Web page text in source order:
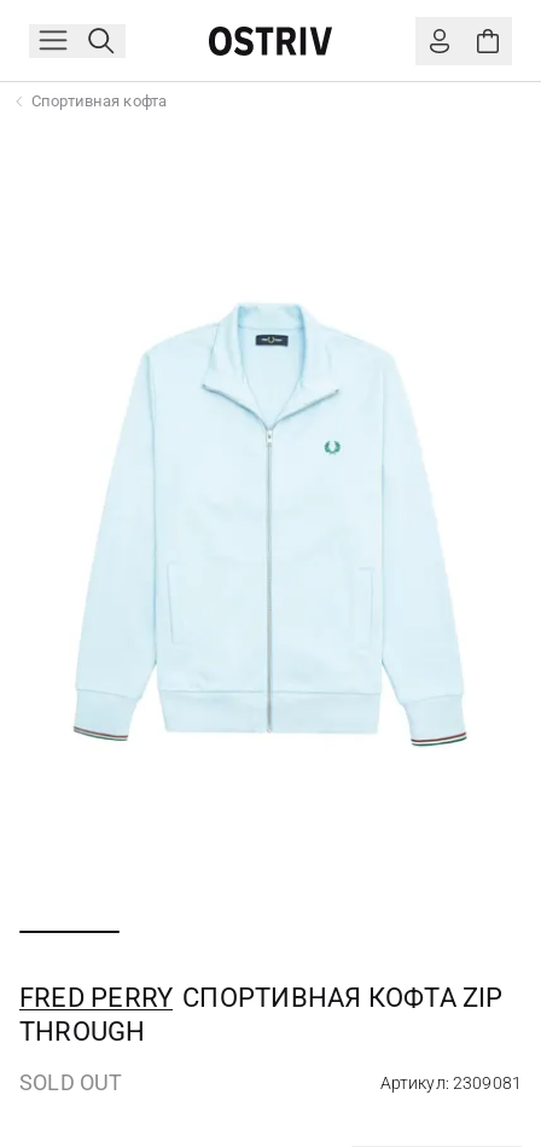
Спортивная кофта
FRED PERRY СПОРТИВНАЯ КОФТА ZIP
THROUGH
SOLD OUT Артикул: 2309081